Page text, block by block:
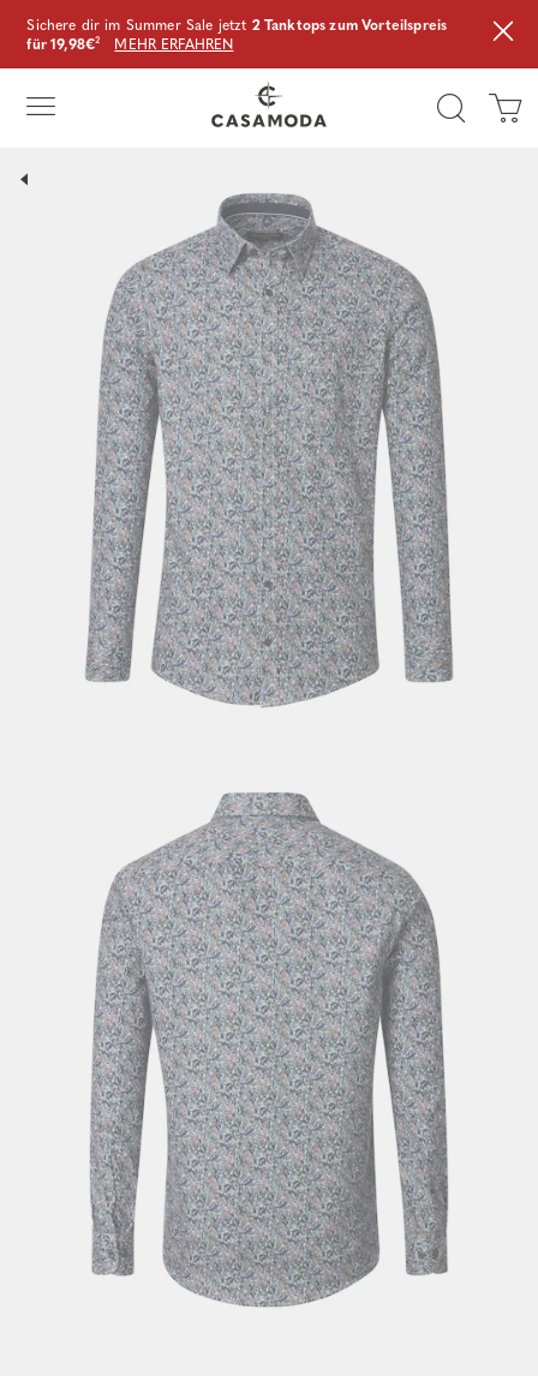
Sichere dir im Summer Sale jetzt 2 Tanktops zum Vorteilspreis
für 19,98€² MEHR ERFAHREN